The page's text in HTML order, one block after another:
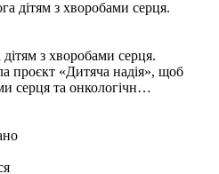
з хворобами серця.
проєкт «Дитяча надія», щоб
серця та онкологічн…